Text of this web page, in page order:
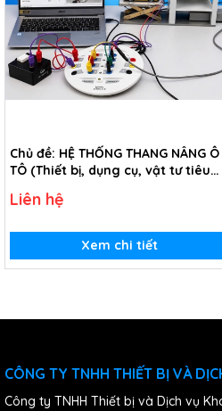
Chủ đề: HỆ THỐNG THANG NÂNG Ô
TÔ (Thiết bị, dụng cụ, vật tư tiêu
ô tô - Lớp 12)
Liên hệ
Xem chi tiết
CÔNG TY TNHH THIẾT BỊ VÀ
Công ty TNHH Thiết bị và Dịch vụ